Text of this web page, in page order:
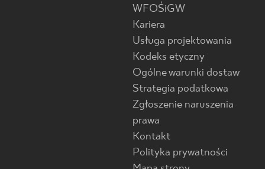
WFOŚiGW
Kariera
Usługa projektowania
Kodeks etyczny
Ogólne warunki dostaw
Strategia podatkowa
Zgłoszenie naruszenia
prawa
Kontakt
Polityka prywatności